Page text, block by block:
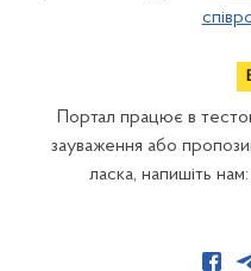
Портал працює в
зауваження або
ласка, напишіть нам: